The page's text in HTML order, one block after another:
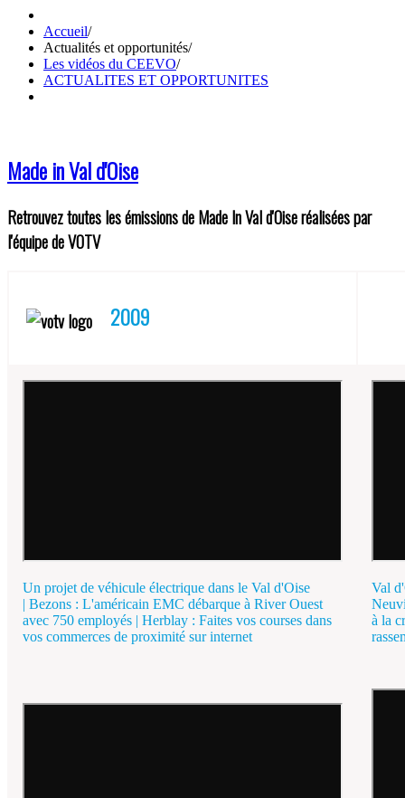
Accueil/
Actualités et opportunités/
Les vidéos du CEEVO/
ACTUALITES ET OPPORTUNITES
Made in Val d'Oise
Retrouvez toutes les émissions de Made In Val d'Oise réalisées par
l'équipe de VOTV
2009
Un projet de véhicule électrique dans le Val d'Oise
| Bezons : L'américain EMC débarque à River Ouest
avec 750 employés | Herblay : Faites vos courses dans
vos commerces de proximité sur internet
Val
à la